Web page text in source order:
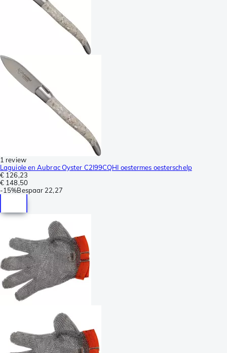
1 review
Laguiole en Aubrac Oyster C2I99CQHI oestermes oesterschelp
€ 126,23
€ 148,50
-15%Bespaar 22,27